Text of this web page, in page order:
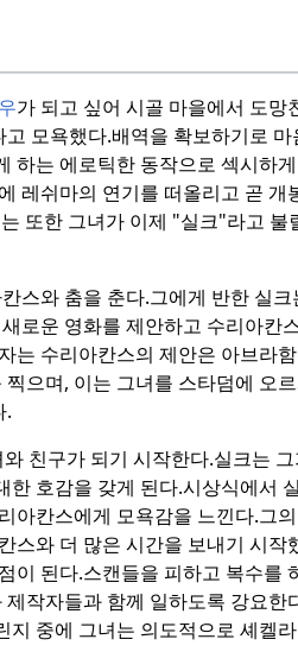
가 되고 싶어 시골 마을에서 도망
모욕했다.배역을 확보하기로
하는 에로틱한 동작으로 섹시하
레쉬마의 연기를 떠올리고 곧
또한 그녀가 이제 "실크"라고
스와 춤을 춘다.그에게 반한 실
로운 영화를 제안하고 수리아칸
는 수리아칸스의 제안은 아브라
으며, 이는 그녀를 스타덤에 오
.
친구가 되기 시작한다.실크는
한 호감을 갖게 된다.시상식에서
아칸스에게 모욕감을 느낀다.그
스와 더 많은 시간을 보내기 시
이 된다.스캔들을 피하고 복수를
작자들과 함께 일하도록 강요한
지 중에 그녀는 의도적으로 셰켈